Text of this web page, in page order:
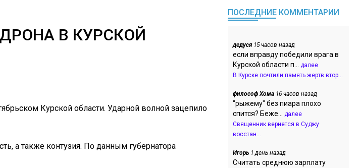
В КУРСКОЙ
Курской области. Ударной волной зацепило
а также контузия. По данным губернатора
ПОСЛЕДНИЕ КОММЕНТАРИИ
дедуся15 часов назад
если вправду победили врага в
Курской области п... далее
В Курске почтили память жертв втор...
философ Хома 16 часов назад
"рыжему" без пиара плохо
спится? Беже... далее
Священник вернется в Суджу
восстан...
Игорь 1 день назад
Считать среднюю зарплату